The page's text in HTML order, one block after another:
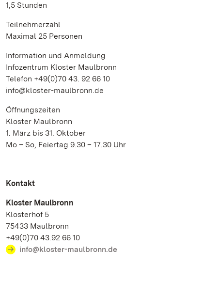
1,5 Stunden
Teilnehmerzahl
Maximal 25 Personen
Information und Anmeldung
Infozentrum Kloster Maulbronn
Telefon +49(0)70 43. 92 66 10
info@kloster-maulbronn.de
Öffnungszeiten
Kloster Maulbronn
1. März bis 31. Oktober
Mo – So, Feiertag 9.30 – 17.30 Uhr
Kontakt
Kloster Maulbronn
Klosterhof 5
75433 Maulbronn
+49(0)70 43.92 66 10
info@kloster-maulbronn.de